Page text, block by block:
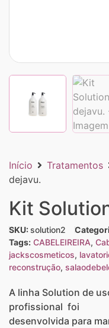
Início Tratamentos
dejavu.
Kit
SKU:solution2
Tags: CABELEIREIRA,
jackscosmeticos,
reconstrução,
A linha Solution de
profissional foi
desenvolvida para